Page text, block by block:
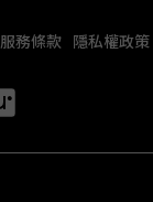
服務條款 隱私權政策